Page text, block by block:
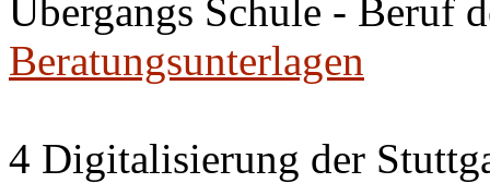
Übergangs Schule - Beruf
Beratungsunterlagen
4 Digitalisierung der